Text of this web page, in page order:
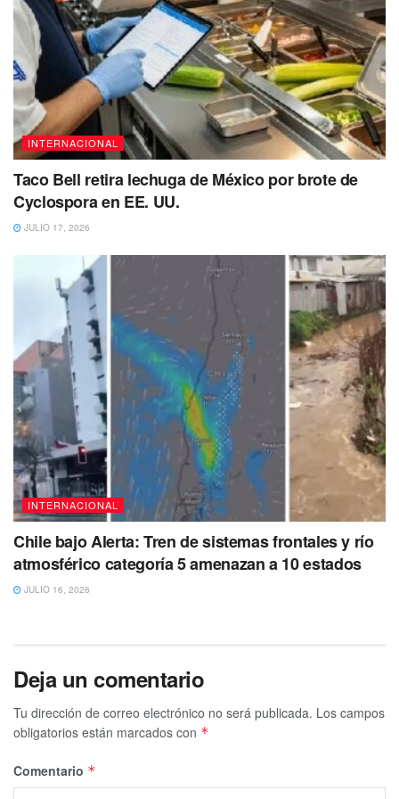
INTERNACIONAL
Taco Bell retira lechuga de México por brote de
Cyclospora en EE. UU.
JULIO 17, 2026
INTERNACIONAL
Chile bajo Alerta: Tren de sistemas frontales y río
atmosférico categoría 5 amenazan a 10 estados
JULIO 16, 2026
Deja un comentario
Tu dirección de correo electrónico no será publicada. Los campos
obligatorios están marcados con *
Comentario *